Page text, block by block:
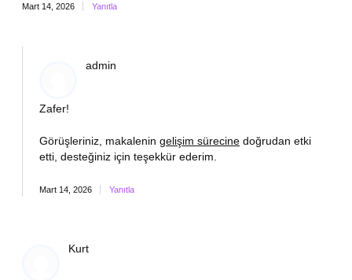
Mart 14, 2026 Yanıtla
admin
Zafer!
Görüşleriniz, makalenin gelişim sürecine doğrudan etki
etti, desteğiniz için teşekkür ederim.
Mart 14, 2026 Yanıtla
Kurt